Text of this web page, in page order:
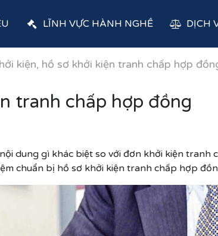
LĨNH VỰC HÀNH NGHỀ DỊCH
kiện, hồ sơ khởi kiện tranh chấp hợp
tranh chấp hợp đồng
dung gì khác biệt so với đơn khởi kiện tranh
chuẩn bị hồ sơ khởi kiện tranh chấp hợp